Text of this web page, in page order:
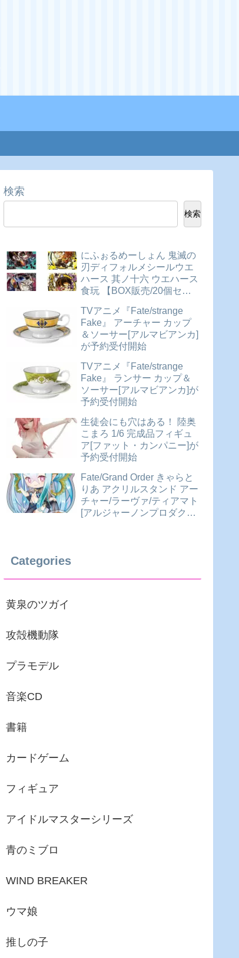
検索
検索
にふぉるめーしょん 鬼滅の
刃ディフォルメシールウエ
ハース 其ノ十六 ウエハース
食玩 【BOX販売/20個セッ
TVアニメ『Fate/strange
Fake』 アーチャー カップ
＆ソーサー[アルマビアンカ]
が予約受付開始
TVアニメ『Fate/strange
Fake』 ランサー カップ＆
ソーサー[アルマビアンカ]が
予約受付開始
生徒会にも穴はある！ 陸奥
こまろ 1/6 完成品フィギュ
ア[ファット・カンパニー]が
予約受付開始
Fate/Grand Order きゃらと
りあ アクリルスタンド アー
チャー/ラーヴァ/ティアマト
[アルジャーノンプロダクト]
Categories
黄泉のツガイ
攻殻機動隊
プラモデル
音楽CD
書籍
カードゲーム
フィギュア
アイドルマスターシリーズ
青のミブロ
WIND BREAKER
ウマ娘
推しの子